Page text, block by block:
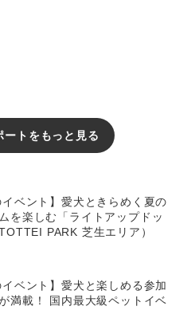
ートをもっと見る
イベント】愛犬ときらめく夏の
を楽しむ「ライトアップドッ
PARK 芝生エリア）
イベント】愛犬と楽しめる参加
満載！ 国内最大級ペットイベ